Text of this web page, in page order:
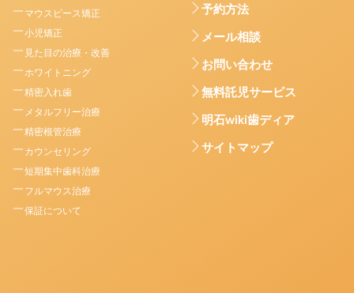
マウスピース矯正
小児矯正
見た目の治療・改善
ホワイトニング
精密入れ歯
メタルフリー治療
精密根管治療
カウンセリング
短期集中歯科治療
フルマウス治療
保証について
予約方法
メール相談
お問い合わせ
無料託児サービス
明石wiki歯ディア
サイトマップ